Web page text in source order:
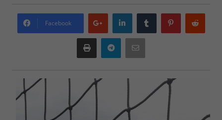
Facebook
Google
plus
LinkedIn Tumblr Pinterest
Print Telegram